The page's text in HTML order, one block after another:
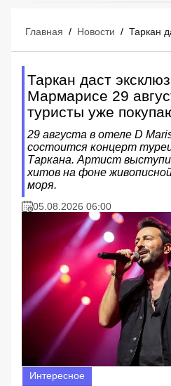
Главная / Новости /
Таркан даст
Мармарисе 29
туристы уже
29 августа в отеле D
состоится концерт
Таркана. Артист
хитов на фоне
моря.
05.08.2026 06:00
Интересное